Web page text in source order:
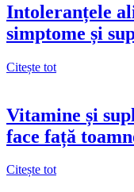
Intoleranțele
simptome și
Citește tot
Vitamine și
face față
Citește tot